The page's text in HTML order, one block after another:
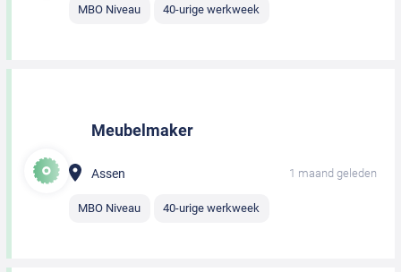
MBO Niveau 40-urige werkweek
Meubelmaker
Assen 1 maand geleden
MBO Niveau 40-urige werkweek